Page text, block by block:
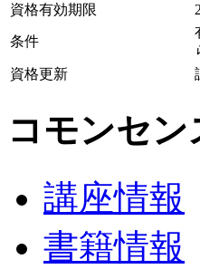
資格有効期限
条件
資格更新
コモンセ
講座情報
書籍情報